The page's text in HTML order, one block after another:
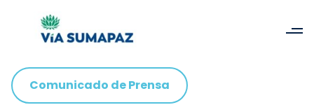
Comunicado de Prensa